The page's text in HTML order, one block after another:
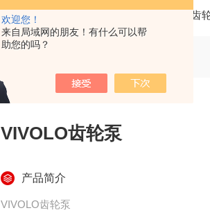
欢迎您！
来自局域网的朋友！有什么可以帮
助您的吗？
齿
VIVOLO齿轮泵
产品简介
VIVOLO齿轮泵